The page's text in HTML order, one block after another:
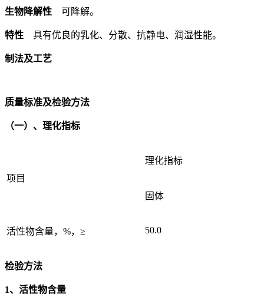
生物降解性 可降解。
特性 具有优良的乳化、分散、抗静电、润湿性能。
制法及工艺
质量标准及检验方法
（一）、理化指标
项目
理化指标
固体
活性物含量，%，≥ 50.0
检验方法
1、活性物含量